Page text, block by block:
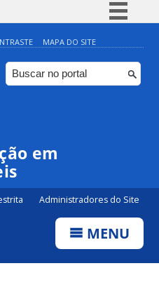
Simplifique!
Comunica BR
Participe
Canais
MAPA DO SITE
em
Administradores do Site
MENU